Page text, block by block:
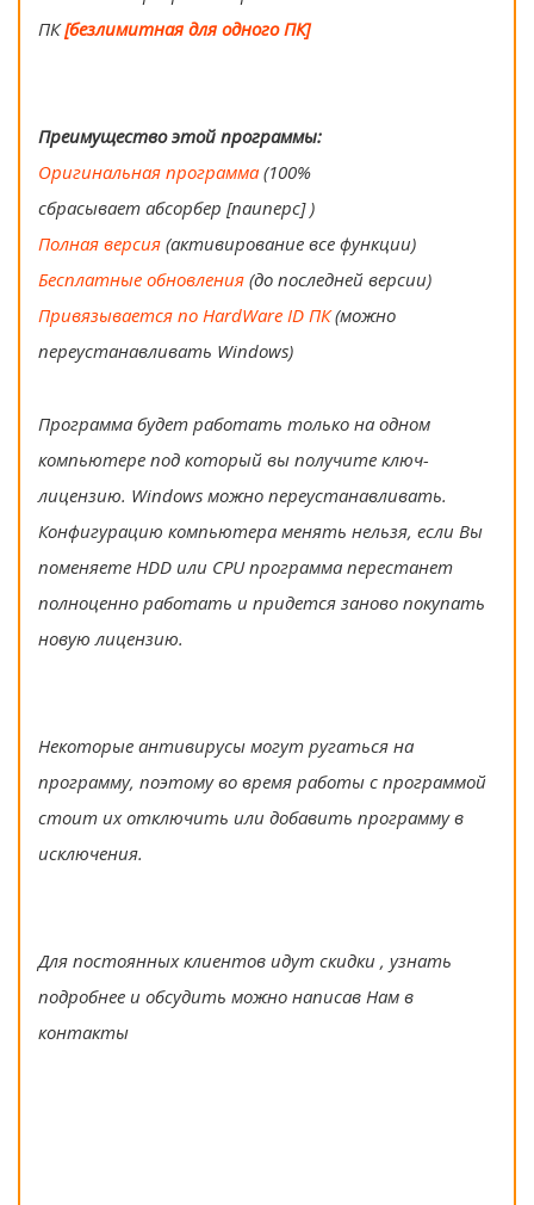
ПК[безлимитная для одного ПК]
Преимущество этой программы:
Оригинальная программа (100%
сбрасывает абсорбер [паиперс] )
Полная версия (активирование все функции)
Бесплатные обновления (до последней версии)
Привязывается по HardWare ID ПК(можно
переустанавливать Windows)
Программа будет работать только на одном
компьютере под который вы получите ключ-
лицензию. Windows можно переустанавливать.
Конфигурацию компьютера менять нельзя, если Вы
поменяете HDD или CPU программа перестанет
полноценно работать и придется заново покупать
новую лицензию.
Некоторые антивирусы могут ругаться на
программу, поэтому во время работы с программой
стоит их отключить или добавить программу в
исключения.
Для постоянных клиентов идут скидки , узнать
подробнее и обсудить можно написав Нам в
контакты